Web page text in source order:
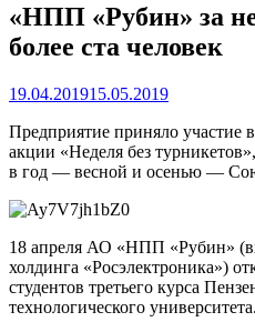
«НПП «Рубин» за
более ста человек
19.04.201915.05.2019
Предприятие приняло участие
акции «Неделя без
в год — весной и осенью —
18 апреля АО «НПП «Рубин»
холдинга «Росэлектроника»)
студентов третьего курса
технологического университета.